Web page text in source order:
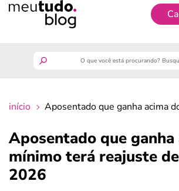
finanças
benefícios
início Aposentado que ganha acima
Aposentado que ganha
mínimo terá reajuste
2026